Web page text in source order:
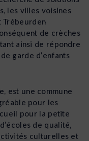
les villes voisines
Trébeurden
de crèches
ainsi de répondre
garde d’enfants
est une commune
pour les
pour la petite
de qualité,
culturelles et